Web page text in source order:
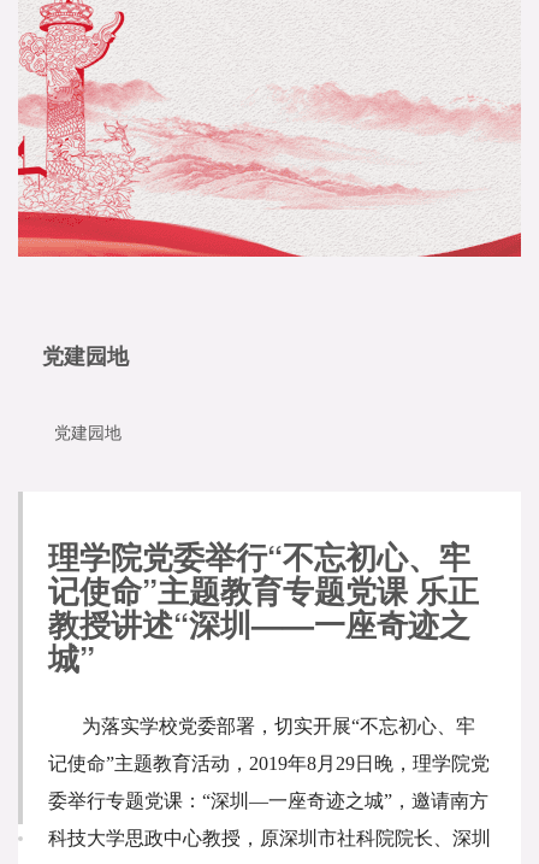
党建园地
党建园地
理学院党委举行“不忘初心、牢
记使命”主题教育专题党课 乐正
教授讲述“深圳——一座奇迹之
城”
为落实学校党委部署，切实开展“不忘初心、牢
记使命”主题教育活动，2019年8月29日晚，理学院党
委举行专题党课：“深圳—一座奇迹之城”，邀请南方
科技大学思政中心教授，原深圳市社科院院长、深圳